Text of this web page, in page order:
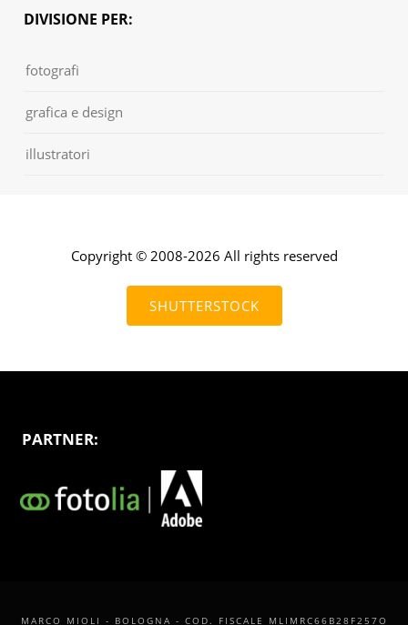
DIVISIONE PER:
fotografi
grafica e design
illustratori
Copyright © 2008-2026 All rights reserved
SHUTTERSTOCK
PARTNER:
MARCO MIOLI - BOLOGNA - COD. FISCALE MLIMRC66B28F257O